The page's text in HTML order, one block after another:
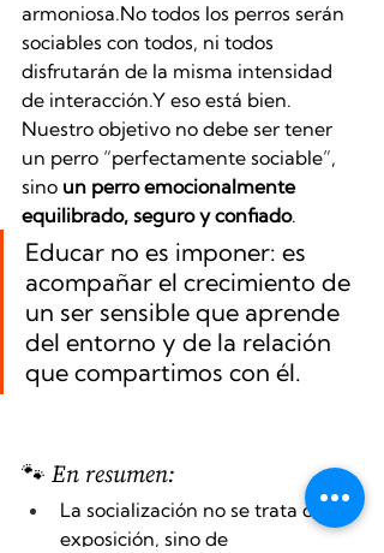
armoniosa.No todos los perros serán
sociables con todos, ni todos
disfrutarán de la misma intensidad
de interacción.Y eso está bien.
Nuestro objetivo no debe ser tener
un perro “perfectamente sociable”,
sino un perro emocionalmente
equilibrado, seguro y confiado.
Educar no es imponer: es
acompañar el crecimiento de
un ser sensible que aprende
del entorno y de la relación
que compartimos con él.
🐾 En resumen:
La socialización no se trata de
exposición, sino de